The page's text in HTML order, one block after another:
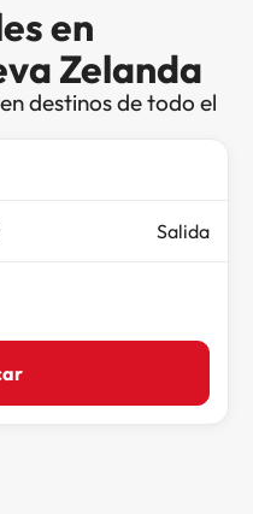
en
Zelanda
destinos de todo el
Salida